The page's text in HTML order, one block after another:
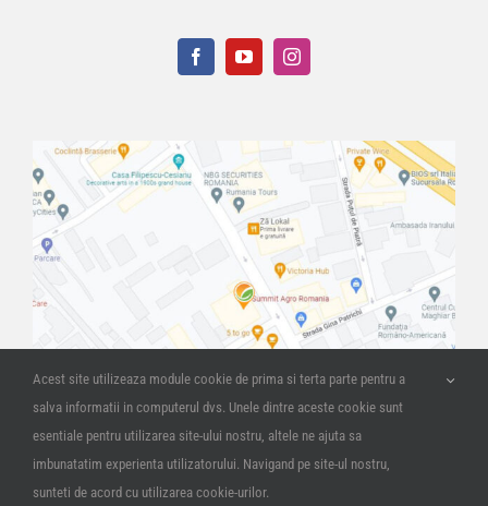
Acest site utilizeaza module cookie de prima si terta parte pentru a
salva informatii in computerul dvs. Unele dintre aceste cookie sunt
esentiale pentru utilizarea site-ului nostru, altele ne ajuta sa
imbunatatim experienta utilizatorului. Navigand pe site-ul nostru,
sunteti de acord cu utilizarea cookie-urilor.